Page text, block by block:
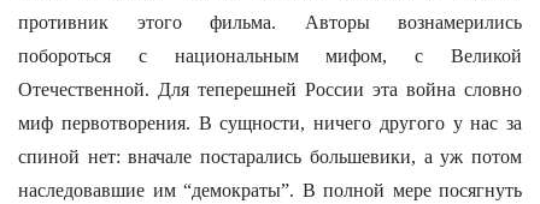
противник этого фильма. Авторы вознамерились
побороться с национальным мифом, с Великой
Отечественной. Для теперешней России эта война словно
миф первотворения. В сущности, ничего другого у нас за
спиной нет: вначале постарались большевики, а уж потом
наследовавшие им “демократы”. В полной мере посягнуть